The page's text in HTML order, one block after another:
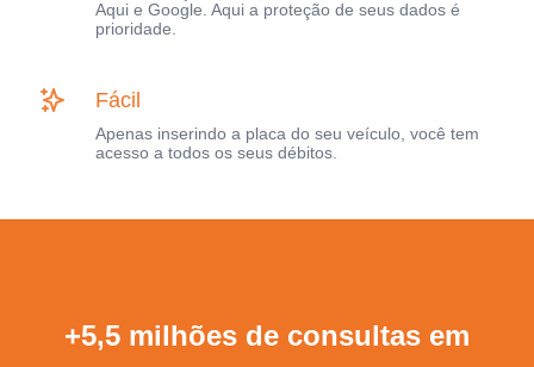
Aqui e Google. Aqui a proteção de seus dados é
prioridade.
Fácil
Apenas inserindo a placa do seu veículo, você tem
acesso a todos os seus débitos.
+5,5 milhões de consultas em